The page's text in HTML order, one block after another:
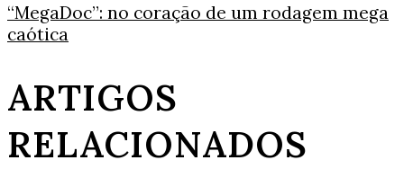
“MegaDoc”: no coração de um rodagem mega
caótica
ARTIGOS
RELACIONADOS